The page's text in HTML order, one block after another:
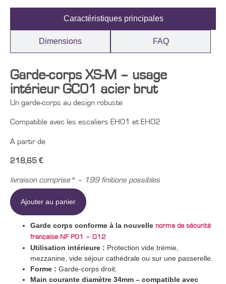
Caractéristiques principales
Dimensions FAQ
Garde-corps XS-M – usage
intérieur GC01 acier brut
Un garde-corps au design robuste
Compatible avec les escaliers EH01 et EH02
A partir de
218,65 €
livraison comprise* – 199 finitions possibles
Ajouter au panier
Garde corps conforme à la nouvelle norme de sécurité
française NF P01 – 012
Utilisation intérieure : Protection vide trémie,
mezzanine, vide séjour cathédrale ou sur une passerelle.
Forme : Garde-corps droit.
Main courante diamètre 34mm – compatible avec